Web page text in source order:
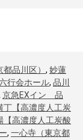
品川区） , 妙蓮
行会ホール, 品川
京急EXイン 品
丁【高濃度人工炭
【高濃度人工炭酸
, 一心寺（東京都